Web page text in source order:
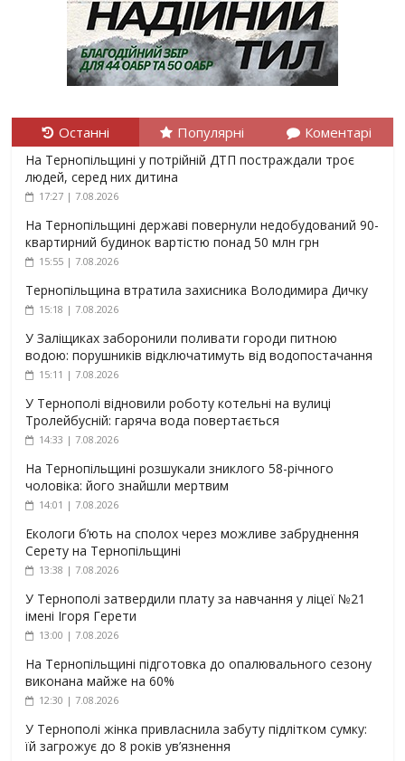
Останні Популярні Коментарі
На Тернопільщині у потрійній ДТП постраждали троє
людей, серед них дитина
17:27 | 7.08.2026
На Тернопільщині державі повернули недобудований 90-
квартирний будинок вартістю понад 50 млн грн
15:55 | 7.08.2026
Тернопільщина втратила захисника Володимира Дичку
15:18 | 7.08.2026
У Заліщиках заборонили поливати городи питною
водою: порушників відключатимуть від водопостачання
15:11 | 7.08.2026
У Тернополі відновили роботу котельні на вулиці
Тролейбусній: гаряча вода повертається
14:33 | 7.08.2026
На Тернопільщині розшукали зниклого 58-річного
чоловіка: його знайшли мертвим
14:01 | 7.08.2026
Екологи б’ють на сполох через можливе забруднення
Серету на Тернопільщині
13:38 | 7.08.2026
У Тернополі затвердили плату за навчання у ліцеї №21
імені Ігоря Герети
13:00 | 7.08.2026
На Тернопільщині підготовка до опалювального сезону
виконана майже на 60%
12:30 | 7.08.2026
У Тернополі жінка привласнила забуту підлітком сумку:
їй загрожує до 8 років ув’язнення